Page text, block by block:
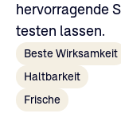
hervorragende
testen lassen.
Beste Wirksamkeit
Haltbarkeit
Frische